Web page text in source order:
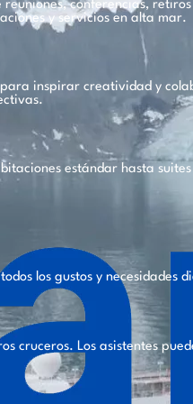
conferencias,
y servicios en alta mar.
inspirar creatividad y
estándar hasta
los gustos y necesidades
cruceros. Los asistentes